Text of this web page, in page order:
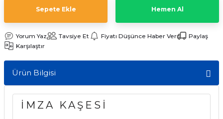
Sepete Ekle Hemen Al
Yorum Yaz Tavsiye Et Fiyatı Düşünce Haber Ver
Paylaş
Karşılaştır
Ürün Bilgisi
İMZA KAŞESI